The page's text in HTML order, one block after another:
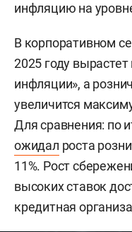
инфляцию на
В корпоративном
2025 году
инфляции», а
увеличится
Для сравнения: по
ожидал роста
11%. Рост
высоких ставок
кредитная